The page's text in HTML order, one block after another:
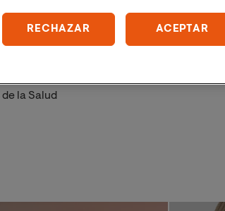
en Salud, Ministerio
la Salud
RECHAZAR ACEPTAR